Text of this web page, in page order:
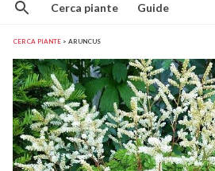
Cerca piante Guide
CERCA PIANTE ARUNCUS